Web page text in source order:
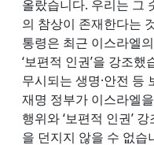
올랐습니다. 우리는 그
의 참상이 존재한다는
통령은 최근 이스라엘
‘보편적 인권’을 강조
무시되는 생명·안전 등
재명 정부가 이스라엘
행위와 ‘보편적 인권’
을 던지지 않을 수 없습